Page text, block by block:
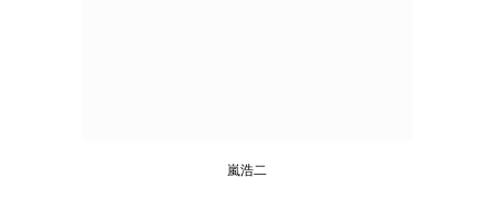
嵐浩二